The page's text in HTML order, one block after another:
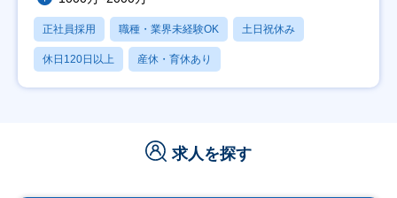
正社員採用 職種・業界未経験OK 土日祝休み
休日120日以上 産休・育休あり
求人を探す